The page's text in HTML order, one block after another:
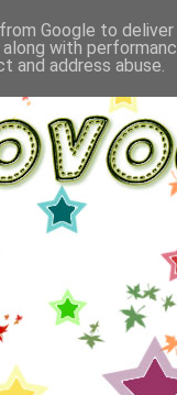
Google to
along with
and address abuse.